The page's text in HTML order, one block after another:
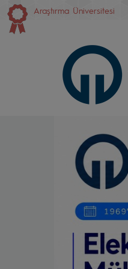
Araştırma Üniversitesi